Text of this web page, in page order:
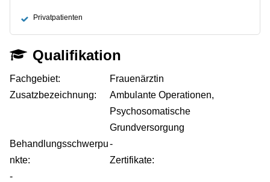
Privatpatienten
Qualifikation
Fachgebiet:
Frauenärztin
Zusatzbezeichnung:
Ambulante Operationen,
Psychosomatische
Grundversorgung
Behandlungsschwerpu
nkte:
-
Zertifikate:
-